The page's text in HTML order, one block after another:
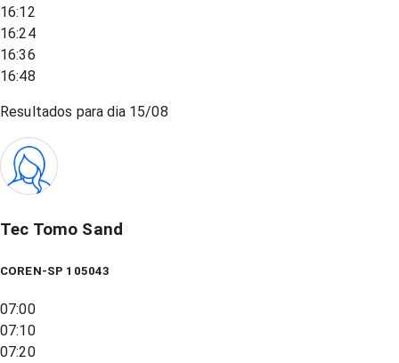
16:12
16:24
16:36
16:48
Resultados para dia 15/08
Tec Tomo Sand
COREN-SP 105043
07:00
07:10
07:20